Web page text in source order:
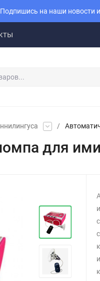
Подпишись на наши новости
/
для